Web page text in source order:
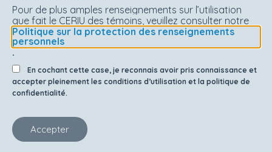
Pour de plus amples renseignements sur l’utilisation
que fait le CERIU des témoins, veuillez consulter notre
Politique sur la protection des renseignements
personnels
.
En cochant cette case, je reconnais avoir pris connaissance et
accepter pleinement les conditions d’utilisation et la politique de
confidentialité.
Accepter